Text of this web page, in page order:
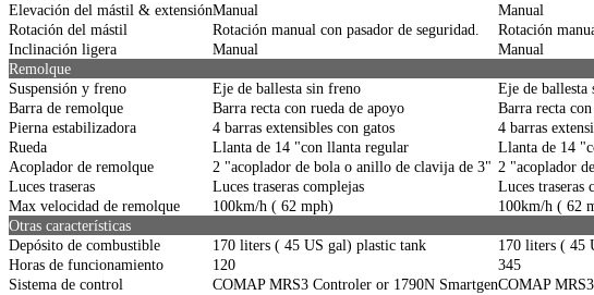
Elevación del mástil & extensiónManual Manual
Rotación del mástil
Rotación manual con pasador de seguridad. Rotación
Inclinación ligera
Manual Manual
Remolque
Suspensión y freno
Eje de ballesta sin freno Eje de ballesta
Barra de remolque
Barra recta con rueda de apoyo Barra recta
Pierna estabilizadora
4 barras extensibles con gatos 4 barras
Rueda
Llanta de 14 "con llanta regular Llanta de 14
Acoplador de remolque
2 "acoplador de bola o anillo de clavija de 3" 2 "acoplador
Luces traseras
Luces traseras complejas Luces traseras
Max velocidad de remolque
100km/h ( 62 mph) 100km/h ( 62
Otras características
Depósito de combustible
170 liters ( 45 US gal) plastic tank 170 liters ( 45
Horas de funcionamiento
120 345
Sistema de control
COMAP MRS3 Controler or 1790N SmartgenCOMAP